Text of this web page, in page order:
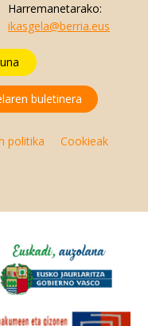
Harremanetarako:
ikasgela@berria.eus
buletinera
politika
Cookieak